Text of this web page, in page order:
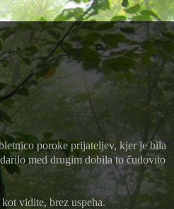
poroke prijateljev, kjer je bila
med drugim dobila to čudovito
vidite, brez uspeha.